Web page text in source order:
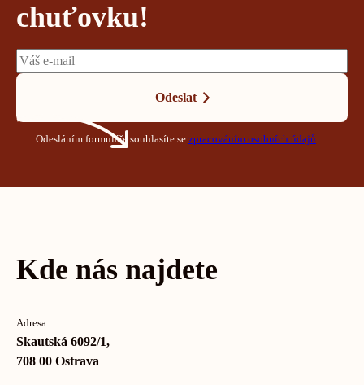
chuťovku!
Odeslat
Odesláním formuláře souhlasíte se zpracováním osobních údajů.
Kde nás najdete
Adresa
Skautská 6092/1,
708 00 Ostrava